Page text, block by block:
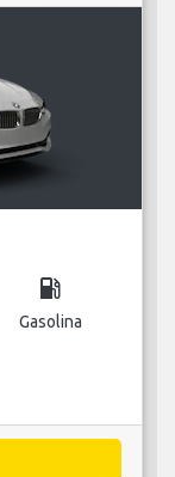
local_gas_station
Gasolina